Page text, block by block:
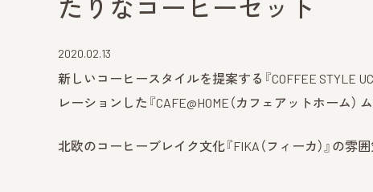
たりなコーヒーセット
2020.02.13
新しいコーヒースタイルを提案する『COFFEE STYLE
レーションした『CAFE@HOME（カフェアットホーム）
北欧のコーヒーブレイク文化『FIKA（フィーカ）』の雰